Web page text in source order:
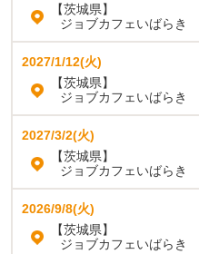
【茨城県】
ジョブカフェいばらき
2027/1/12(火)
【茨城県】
ジョブカフェいばらき
2027/3/2(火)
【茨城県】
ジョブカフェいばらき
2026/9/8(火)
【茨城県】
ジョブカフェいばらき